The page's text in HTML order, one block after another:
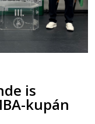
is
kupán